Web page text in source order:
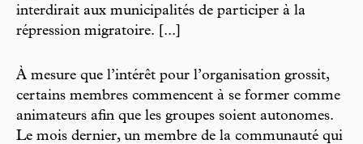
interdirait aux municipalités de participer à la
répression migratoire. [...]
À mesure que l’intérêt pour l’organisation grossit,
certains membres commencent à se former comme
animateurs afin que les groupes soient autonomes.
Le mois dernier, un membre de la communauté qui